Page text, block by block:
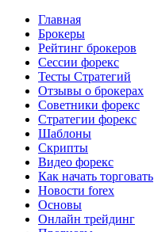
Главная
Брокеры
Рейтинг брокеров
Сессии форекс
Тесты Стратегий
Отзывы о брокерах
Советники форекс
Стратегии форекс
Шаблоны
Скрипты
Видео форекс
Как начать торговать
Новости forex
Основы
Онлайн трейдинг